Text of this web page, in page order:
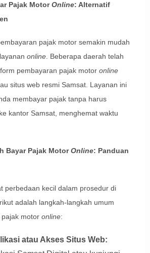
Pajak MotorOnline: Alternatif
pajak motor semakin mudah
online. Beberapa daerah telah
pembayaran pajak motor online
situs web resmi Samsat. Layanan ini
membayar pajak tanpa harus
kantor Samsat, menghemat waktu
Bayar Pajak MotorOnline: Panduan
perbedaan kecil dalam prosedur di
adalah langkah-langkah umum
motor online:
atau Akses Situs Web: